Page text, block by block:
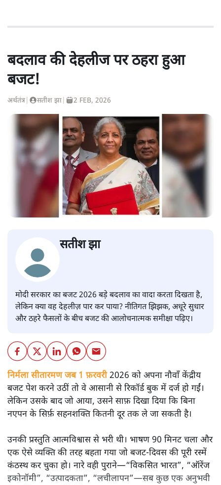
बदलाव की देहलीज पर ठहरा हुआ
बजट!
अर्थतंत्र सतीश झा 2 FEB, 2026
सतीश झा
मोदी सरकार का बजट 2026 बड़े बदलाव का वादा करता दिखता है,
लेकिन क्या वह देहलीज़ पार कर पाया? नीतिगत झिझक, अधूरे सुधार
और ठहरे फैसलों के बीच बजट की आलोचनात्मक समीक्षा पढ़िए।
निर्मला सीतारमण जब 1 फ़रवरी2026 को अपना नौवाँ केंद्रीय
बजट पेश करने उठीं तो वे आसानी से रिकॉर्ड बुक में दर्ज हो गईं।
लेकिन उसके बाद जो आया, उसने साफ़ दिखा दिया कि बिना
नएपन के सिर्फ़ सहनशक्ति कितनी दूर तक ले जा सकती है।
उनकी प्रस्तुति आत्मविश्वास से भरी थी। भाषण 90 मिनट चला और
एक ऐसे व्यक्ति की तरह बहता गया जो बजट‑दिवस की पूरी रस्में
कंठस्थ कर चुका हो। नारे वही पुराने—“विकसित भारत”, “ऑरेंज
इकोनॉमी”, “उत्पादकता”, “लचीलापन”—सब कुछ एक अनुभवी